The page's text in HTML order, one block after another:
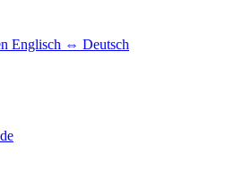
Englisch ⇔ Deutsch